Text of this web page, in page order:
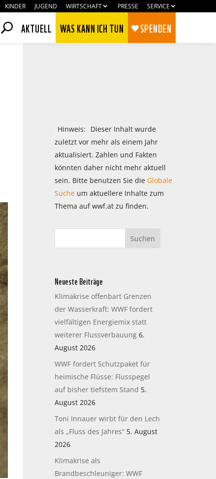
KINDER JUGEND WIRTSCHAFT PRESSE SERVICE
AKTUELL WAS KANN ICH TUN SPENDEN
Hinweis:
Dieser Inhalt wurde
zuletzt vor mehr als einem Jahr
aktualisiert. Zahlen und Fakten
könnten daher nicht mehr aktuell
sein. Bitte benutzen Sie die Globale
Sucheum aktuellere Inhalte zum
Thema auf wwf.at zu finden.
Neueste Beiträge
Klimakrise offenbart Grenzen
der Wasserkraft: WWF fordert
vielfältigen Energiemix statt
weiterer Flussverbauung 6.
August 2026
WWF fordert Schutzpaket für
heimische Flüsse: Flusspegel
auf bisher tiefstem Stand 5.
August 2026
Toni Innauer wirbt für den Lech
als „Fluss des Jahres“ 5. August
2026
Klimakrise als
Brandbeschleuniger: WWF
Ablehnen